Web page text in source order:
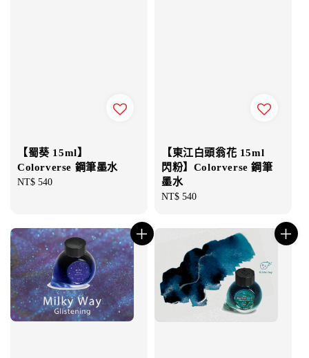
【蜀葵 15ml】
Colorverse 鋼筆墨水
Regular
NT$ 540
【東江白頭翁花 15ml
閃粉】Colorverse 鋼筆
墨水
Regular
NT$ 540